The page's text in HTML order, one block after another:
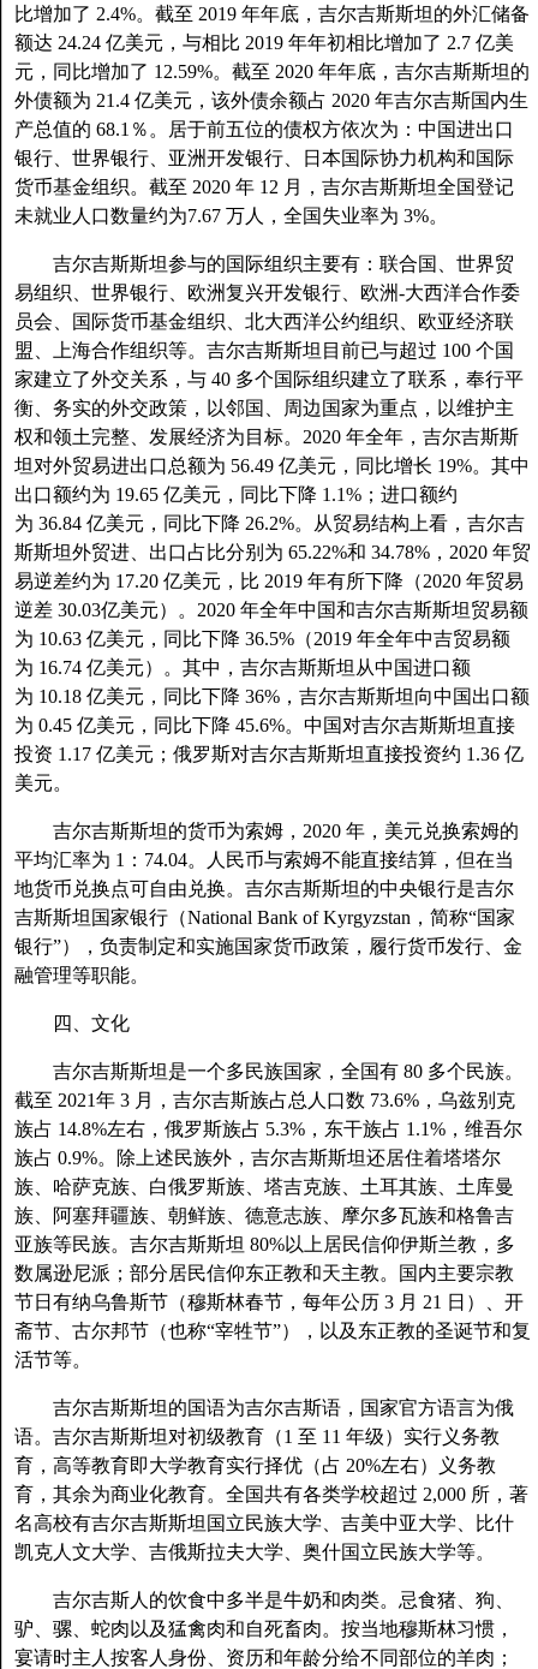
比增加了 2.4%。截至 2019 年年底，吉尔吉斯斯坦的外汇储备
额达 24.24 亿美元，与相比 2019 年年初相比增加了 2.7 亿美
元，同比增加了 12.59%。截至 2020 年年底，吉尔吉斯斯坦的
外债额为 21.4 亿美元，该外债余额占 2020 年吉尔吉斯国内生
产总值的 68.1％。居于前五位的债权方依次为：中国进出口
银行、世界银行、亚洲开发银行、日本国际协力机构和国际
货币基金组织。截至 2020 年 12 月，吉尔吉斯斯坦全国登记
未就业人口数量约为7.67 万人，全国失业率为 3%。
吉尔吉斯斯坦参与的国际组织主要有：联合国、世界贸
易组织、世界银行、欧洲复兴开发银行、欧洲-大西洋合作委
员会、国际货币基金组织、北大西洋公约组织、欧亚经济联
盟、上海合作组织等。吉尔吉斯斯坦目前已与超过 100 个国
家建立了外交关系，与 40 多个国际组织建立了联系，奉行平
衡、务实的外交政策，以邻国、周边国家为重点，以维护主
权和领土完整、发展经济为目标。2020 年全年，吉尔吉斯斯
坦对外贸易进出口总额为 56.49 亿美元，同比增长 19%。其中
出口额约为 19.65 亿美元，同比下降 1.1%；进口额约
为 36.84 亿美元，同比下降 26.2%。从贸易结构上看，吉尔吉
斯斯坦外贸进、出口占比分别为 65.22%和 34.78%，2020 年贸
易逆差约为 17.20 亿美元，比 2019 年有所下降（2020 年贸易
逆差 30.03亿美元）。2020 年全年中国和吉尔吉斯斯坦贸易额
为 10.63 亿美元，同比下降 36.5%（2019 年全年中吉贸易额
为 16.74 亿美元）。其中，吉尔吉斯斯坦从中国进口额
为 10.18 亿美元，同比下降 36%，吉尔吉斯斯坦向中国出口额
为 0.45 亿美元，同比下降 45.6%。中国对吉尔吉斯斯坦直接
投资 1.17 亿美元；俄罗斯对吉尔吉斯斯坦直接投资约 1.36 亿
美元。
吉尔吉斯斯坦的货币为索姆，2020 年，美元兑换索姆的
平均汇率为 1：74.04。人民币与索姆不能直接结算，但在当
地货币兑换点可自由兑换。吉尔吉斯斯坦的中央银行是吉尔
吉斯斯坦国家银行（National Bank of Kyrgyzstan，简称“国家
银行”），负责制定和实施国家货币政策，履行货币发行、金
融管理等职能。
四、文化
吉尔吉斯斯坦是一个多民族国家，全国有 80 多个民族。
截至 2021年 3 月，吉尔吉斯族占总人口数 73.6%，乌兹别克
族占 14.8%左右，俄罗斯族占 5.3%，东干族占 1.1%，维吾尔
族占 0.9%。除上述民族外，吉尔吉斯斯坦还居住着塔塔尔
族、哈萨克族、白俄罗斯族、塔吉克族、土耳其族、土库曼
族、阿塞拜疆族、朝鲜族、德意志族、摩尔多瓦族和格鲁吉
亚族等民族。吉尔吉斯斯坦 80%以上居民信仰伊斯兰教，多
数属逊尼派；部分居民信仰东正教和天主教。国内主要宗教
节日有纳乌鲁斯节（穆斯林春节，每年公历 3 月 21 日）、开
斋节、古尔邦节（也称“宰牲节”），以及东正教的圣诞节和复
活节等。
吉尔吉斯斯坦的国语为吉尔吉斯语，国家官方语言为俄
语。吉尔吉斯斯坦对初级教育（1 至 11 年级）实行义务教
育，高等教育即大学教育实行择优（占 20%左右）义务教
育，其余为商业化教育。全国共有各类学校超过 2,000 所，著
名高校有吉尔吉斯斯坦国立民族大学、吉美中亚大学、比什
凯克人文大学、吉俄斯拉夫大学、奥什国立民族大学等。
吉尔吉斯人的饮食中多半是牛奶和肉类。忌食猪、狗、
驴、骡、蛇肉以及猛禽肉和自死畜肉。按当地穆斯林习惯，
宴请时主人按客人身份、资历和年龄分给不同部位的羊肉；